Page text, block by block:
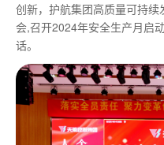
创新，护航集团高质量可持
会,召开2024年安全生产月启
话。